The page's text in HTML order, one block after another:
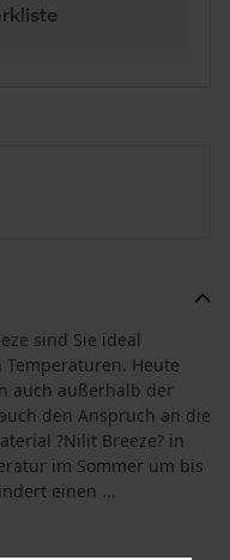
sind Sie ideal
Heute
auch außerhalb der
den Anspruch an die
?Nilit Breeze? in
im Sommer um bis
einen ...